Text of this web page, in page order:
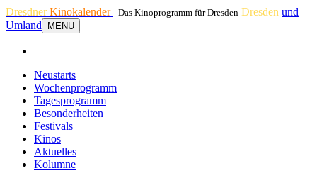
DresdnerKinokalender - Das Kinoprogramm für Dresden Dresden und
Umland
MENU
Neustarts
Wochenprogramm
Tagesprogramm
Besonderheiten
Festivals
Kinos
Aktuelles
Kolumne